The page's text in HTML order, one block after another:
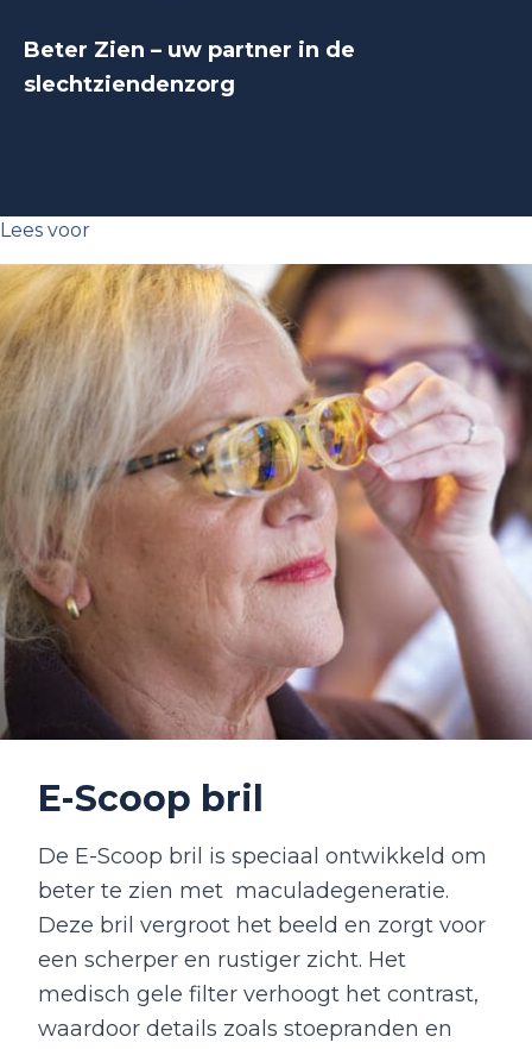
Beter Zien – uw partner in de
slechtziendenzorg
Lees voor
E-Scoop bril
De E-Scoop bril is speciaal ontwikkeld om
beter te zien met maculadegeneratie.
Deze bril vergroot het beeld en zorgt voor
een scherper en rustiger zicht. Het
medisch gele filter verhoogt het contrast,
waardoor details zoals stoepranden en